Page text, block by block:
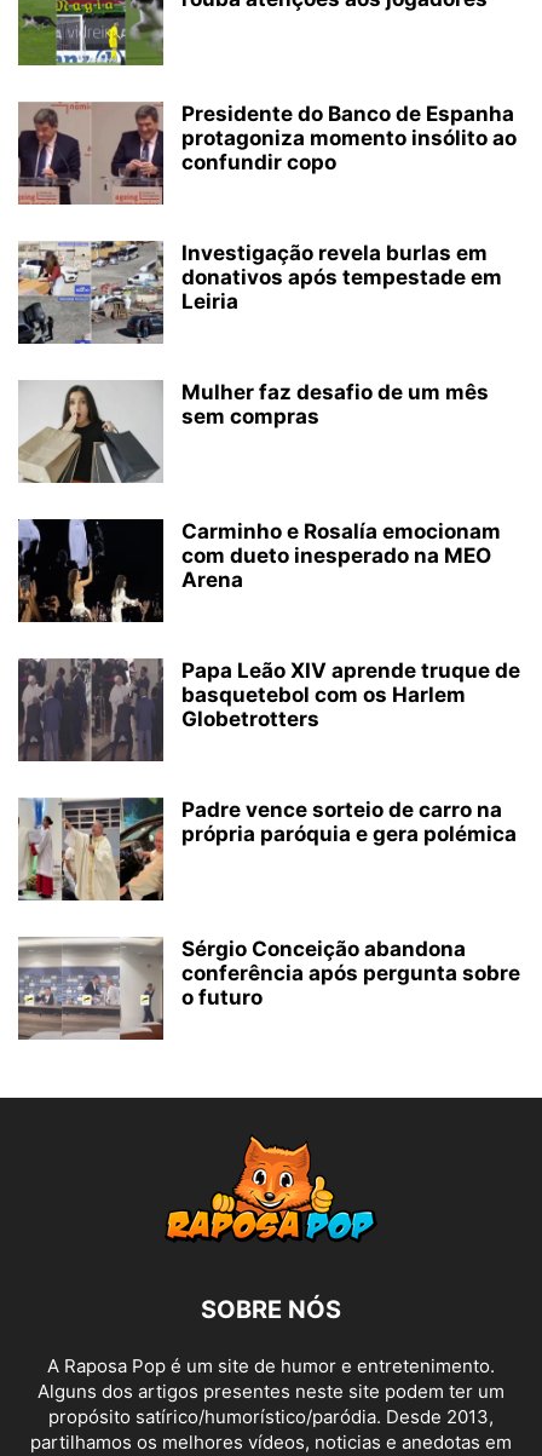
Presidente do Banco de Espanha
protagoniza momento insólito ao
confundir copo
Investigação revela burlas em
donativos após tempestade em
Leiria
Mulher faz desafio de um mês
sem compras
Carminho e Rosalía emocionam
com dueto inesperado na MEO
Arena
Papa Leão XIV aprende truque de
basquetebol com os Harlem
Globetrotters
Padre vence sorteio de carro na
própria paróquia e gera polémica
Sérgio Conceição abandona
conferência após pergunta sobre
o futuro
SOBRE NÓS
A Raposa Pop é um site de humor e entretenimento.
Alguns dos artigos presentes neste site podem ter um
propósito satírico/humorístico/paródia. Desde 2013,
partilhamos os melhores vídeos, noticias e anedotas em